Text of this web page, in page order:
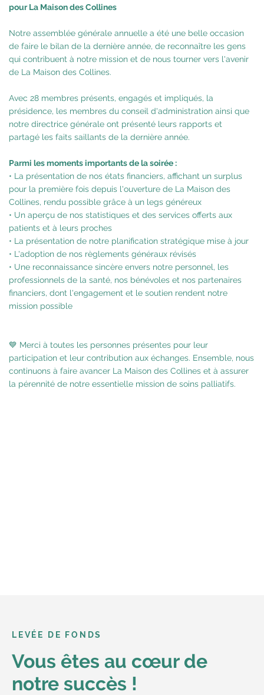
pour La Maison des Collines
Notre assemblée générale annuelle a été une belle occasion
de faire le bilan de la dernière année, de reconnaître les gens
qui contribuent à notre mission et de nous tourner vers l'avenir
de La Maison des Collines.
Avec 28 membres présents, engagés et impliqués, la
présidence, les membres du conseil d'administration ainsi que
notre directrice générale ont présenté leurs rapports et
partagé les faits saillants de la dernière année.
Parmi les moments importants de la soirée :
• La présentation de nos états financiers, affichant un surplus
pour la première fois depuis l'ouverture de La Maison des
Collines, rendu possible grâce à un legs généreux
• Un aperçu de nos statistiques et des services offerts aux
patients et à leurs proches
• La présentation de notre planification stratégique mise à jour
• L'adoption de nos règlements généraux révisés
• Une reconnaissance sincère envers notre personnel, les
professionnels de la santé, nos bénévoles et nos partenaires
financiers, dont l'engagement et le soutien rendent notre
mission possible
💙 Merci à toutes les personnes présentes pour leur
participation et leur contribution aux échanges. Ensemble, nous
continuons à faire avancer La Maison des Collines et à assurer
la pérennité de notre essentielle mission de soins palliatifs.
LEVÉE DE FONDS
Vous êtes au cœur de
notre succès !